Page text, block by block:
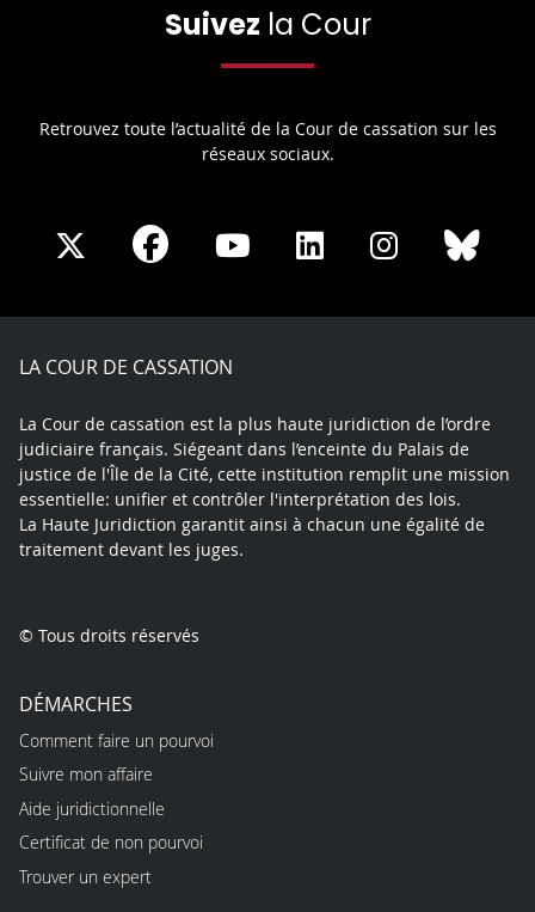
Suivez la Cour
Retrouvez toute l’actualité de la Cour de cassation sur les
réseaux sociaux.
Share
X
Share
Facebook
Share
Youtube
Share
LinkedIn
Share
Instagram
LA COUR DE CASSATION
La Cour de cassation est la plus haute juridiction de l’ordre
judiciaire français. Siégeant dans l’enceinte du Palais de
justice de l'Île de la Cité, cette institution remplit une mission
essentielle: unifier et contrôler l'interprétation des lois.
La Haute Juridiction garantit ainsi à chacun une égalité de
traitement devant les juges.
© Tous droits réservés
DÉMARCHES
Comment faire un pourvoi
Suivre mon affaire
Aide juridictionnelle
Certificat de non pourvoi
Trouver un expert